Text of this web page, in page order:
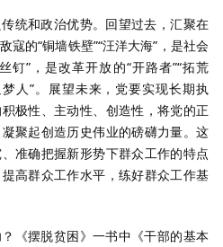
统和政治优势。回望过去，汇聚在
寇的“铜墙铁壁”“汪洋大海”，是社会
钉”，是改革开放的“开路者”“拓荒
人”。展望未来，党要实现长期执
极性、主动性、创造性，将党的正
聚起创造历史伟业的磅礴力量。这
准确把握新形势下群众工作的特点
高群众工作水平，练好群众工作基
《摆脱贫困》一书中《干部的基本